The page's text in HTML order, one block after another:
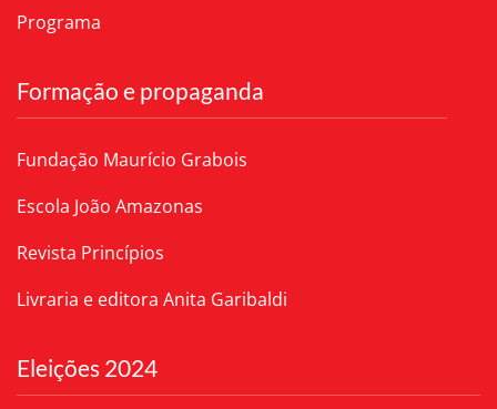
Programa
Formação e propaganda
Fundação Maurício Grabois
Escola João Amazonas
Revista Princípios
Livraria e editora Anita Garibaldi
Eleições 2024